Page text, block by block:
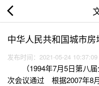
中华人民共和国城市
发布时间：2021-05-24 10:37:09
（1994年7月5日第八届
次会议通过 根据2007年8